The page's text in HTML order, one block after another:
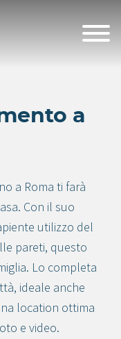
a
a Roma ti farà
Con il suo
utilizzo del
pareti, questo
Lo completa
ideale anche
location ottima
e video.